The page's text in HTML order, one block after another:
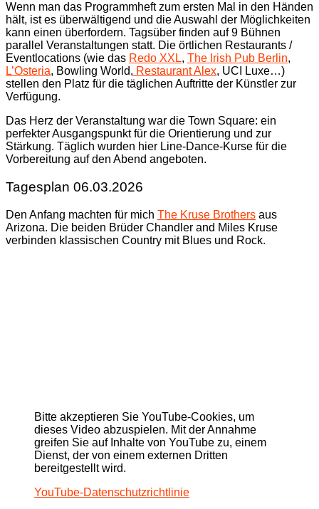
Wenn man das Programmheft zum ersten Mal in den Händen
hält, ist es überwältigend und die Auswahl der Möglichkeiten
kann einen überfordern. Tagsüber finden auf 9 Bühnen
parallel Veranstaltungen statt. Die örtlichen Restaurants /
Eventlocations (wie das Redo XXL, The Irish Pub Berlin,
L’Osteria, Bowling World, Restaurant Alex, UCI Luxe…)
stellen den Platz für die täglichen Auftritte der Künstler zur
Verfügung.
Das Herz der Veranstaltung war die Town Square: ein
perfekter Ausgangspunkt für die Orientierung und zur
Stärkung. Täglich wurden hier Line-Dance-Kurse für die
Vorbereitung auf den Abend angeboten.
Tagesplan 06.03.2026
Den Anfang machten für mich The Kruse Brothers aus
Arizona. Die beiden Brüder Chandler and Miles Kruse
verbinden klassischen Country mit Blues und Rock.
Bitte akzeptieren Sie YouTube-Cookies, um
dieses Video abzuspielen. Mit der Annahme
greifen Sie auf Inhalte von YouTube zu, einem
Dienst, der von einem externen Dritten
bereitgestellt wird.
YouTube-Datenschutzrichtlinie